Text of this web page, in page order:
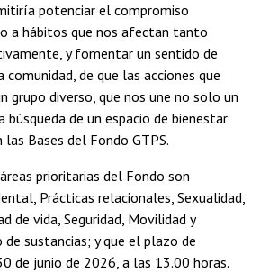
potenciar el compromiso
a hábitos que nos afectan tanto
y fomentar un sentido de
de que las acciones que
grupo diverso, que nos une no solo un
búsqueda de un espacio de bienestar
las Bases del Fondo GTPS.
prioritarias del Fondo son
Prácticas relacionales, Sexualidad,
de vida, Seguridad, Movilidad y
sustancias; y que el plazo de
de junio de 2026, a las 13.00 horas.